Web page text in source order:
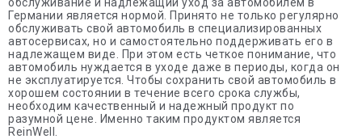
Германии является нормой. Принято не только регулярно
обслуживать свой автомобиль в специализированных
автосервисах, но и самостоятельно поддерживать его в
надлежащем виде. При этом есть четкое понимание, что
автомобиль нуждается в уходе даже в периоды, когда он
не эксплуатируется. Чтобы сохранить свой автомобиль в
хорошем состоянии в течение всего срока службы,
необходим качественный и надежный продукт по
разумной цене. Именно таким продуктом является
ReinWell.